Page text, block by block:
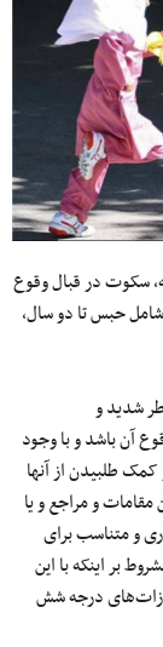
فصل سوم این لایحه، سکوت در قبال وقوع
حبس تا دو سال،
شدید و
آن باشد و با وجود
طلبیدن از آنها
و مراجع و یا
و متناسب برای
بر اینکه با این
درجه شش